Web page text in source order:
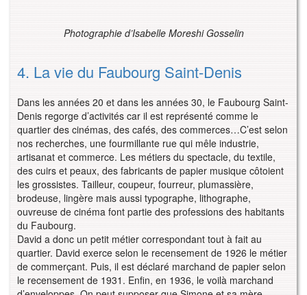
Photographie d’Isabelle Moreshi Gosselin
4. La vie du Faubourg Saint-Denis
Dans les années 20 et dans les années 30, le Faubourg Saint-
Denis regorge d’activités car il est représenté comme le
quartier des cinémas, des cafés, des commerces…C’est selon
nos recherches, une fourmillante rue qui mêle industrie,
artisanat et commerce. Les métiers du spectacle, du textile,
des cuirs et peaux, des fabricants de papier musique côtoient
les grossistes. Tailleur, coupeur, fourreur, plumassière,
brodeuse, lingère mais aussi typographe, lithographe,
ouvreuse de cinéma font partie des professions des habitants
du Faubourg.
David a donc un petit métier correspondant tout à fait au
quartier. David exerce selon le recensement de 1926 le métier
de commerçant. Puis, il est déclaré marchand de papier selon
le recensement de 1931. Enfin, en 1936, le voilà marchand